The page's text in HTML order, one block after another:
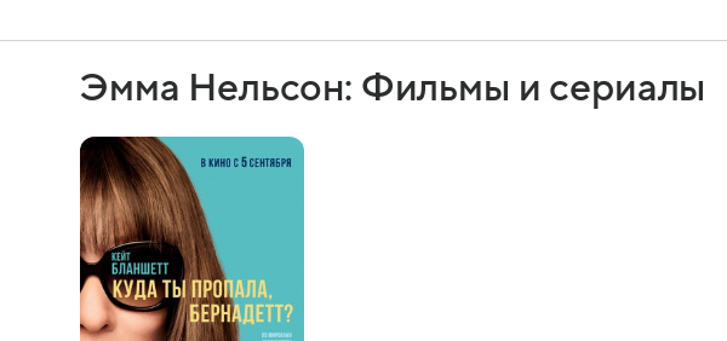
Эмма Нельсон: Фильмы и сериалы